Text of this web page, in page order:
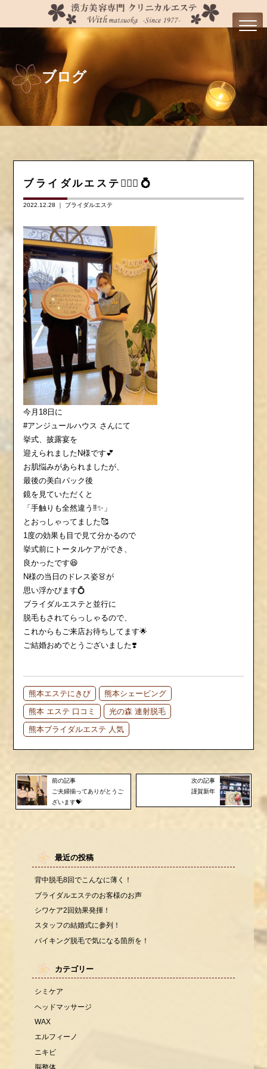
ブログ
ブライダルエステ💆🏻‍♀️💍
2022.12.28 ｜ ブライダルエステ
今月18日に
#アンジュールハウス さんにて
挙式、披露宴を
迎えられましたN様です︎💕
お肌悩みがあられましたが、
最後の美白パック後
鏡を見ていただくと
「手触りも全然違う‼️✨」
とおっしゃってました🥰
1度の効果も目で見て分かるので
挙式前にトータルケアができ、
良かったです😆
N様の当日のドレス姿👗が
思い浮かびます💍
ブライダルエステと並行に
脱毛もされてらっしゃるので、
これからもご来店お待ちしてます🌟
ご結婚おめでとうございました❣️
熊本エステにきび
熊本シェービング
熊本 エステ 口コミ
光の森 連射脱毛
熊本ブライダルエステ 人気
前の記事
ご夫婦揃ってありがとうご
ざいます💝
次の記事
謹賀新年
最近の投稿
背中脱毛8回でこんなに薄く！
ブライダルエステのお客様のお声
シワケア2回効果発揮！
スタッフの結婚式に参列！
バイキング脱毛で気になる箇所を！
カテゴリー
シミケア
ヘッドマッサージ
WAX
エルフィーノ
ニキビ
脳整体